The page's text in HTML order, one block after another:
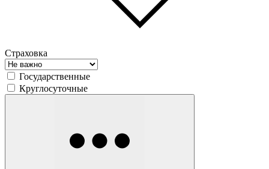
Страховка
Государственные
Круглосуточные